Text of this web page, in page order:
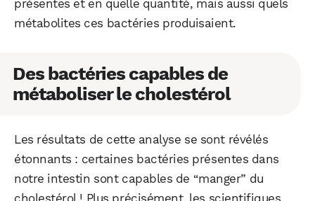
présentes et en quelle quantité, mais aussi quels
métabolites ces bactéries produisaient.
Des bactéries capables de
métaboliser le cholestérol
Les résultats de cette analyse se sont révélés
étonnants : certaines bactéries présentes dans
notre intestin sont capables de “manger” du
cholestérol ! Plus précisément, les scientifiques